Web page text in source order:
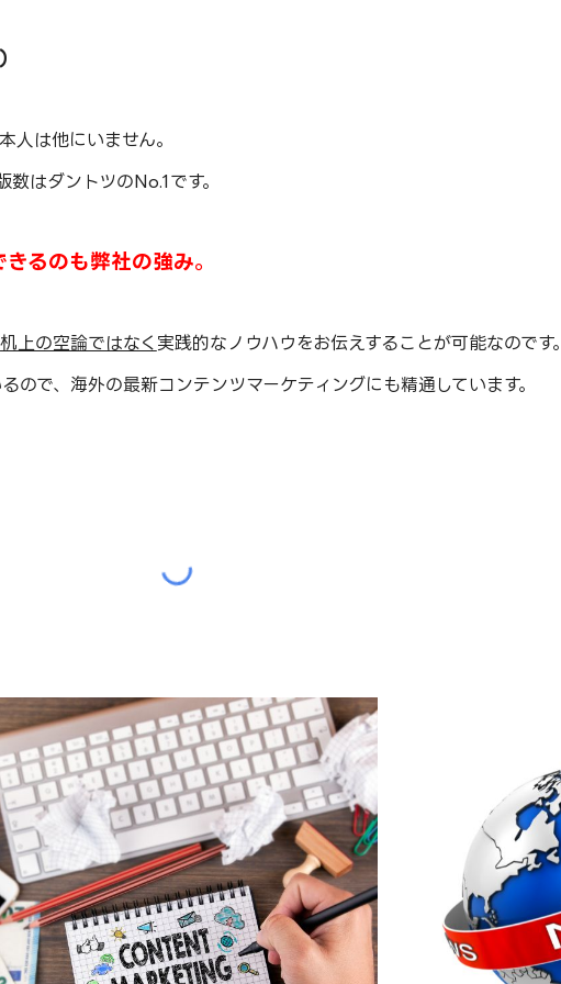
人は他にいません。
はダントツのNo.1です。
るのも弊社の強み。
机上の空論ではなく 実践的なノウハウをお伝えすることが可能なのです。
で、海外の最新コンテンツマーケティングにも精通しています。